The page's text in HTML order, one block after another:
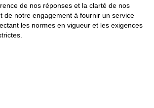
de nos réponses et la clarté de nos
de notre engagement à fournir un service
les normes en vigueur et les exigences